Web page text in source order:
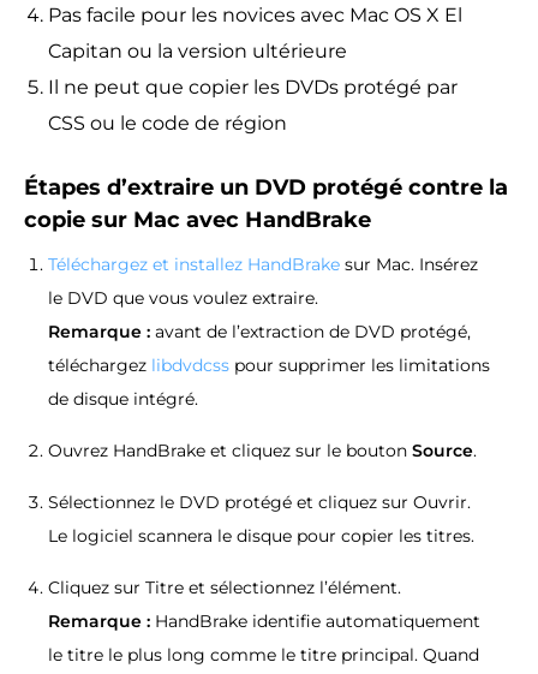
Pas facile pour les novices avec Mac OS X El
Capitan ou la version ultérieure
Il ne peut que copier les DVDs protégé par
CSS ou le code de région
Étapes d’extraire un DVD protégé contre la
copie sur Mac avec HandBrake
Téléchargez et installez HandBrake sur Mac. Insérez
le DVD que vous voulez extraire.
Remarque : avant de l’extraction de DVD protégé,
téléchargez libdvdcss pour supprimer les limitations
de disque intégré.
Ouvrez HandBrake et cliquez sur le bouton Source.
Sélectionnez le DVD protégé et cliquez sur Ouvrir.
Le logiciel scannera le disque pour copier les titres.
Cliquez sur Titre et sélectionnez l’élément.
Remarque : HandBrake identifie automatiquement
le titre le plus long comme le titre principal. Quand